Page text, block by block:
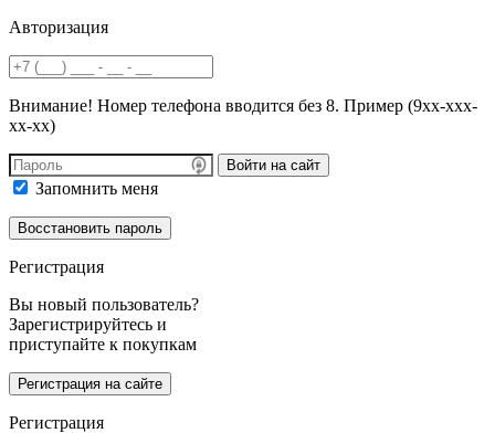
Авторизация
Внимание! Номер телефона вводится без 8. Пример (9хх-ххх-
хх-хх)
Войти на сайт
Запомнить меня
Регистрация
Вы новый пользователь?
Зарегистрируйтесь и
приступайте к покупкам
Регистрация